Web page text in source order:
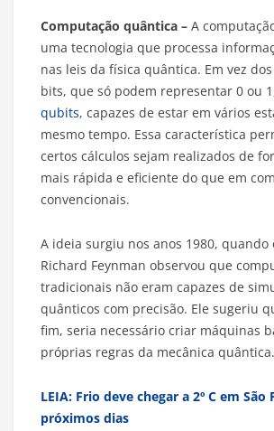
Computação quântica – A
uma tecnologia que processa
nas leis da física quântica. Em vez
bits, que só podem representar 0 ou
qubits, capazes de estar em vários
mesmo tempo. Essa característica
certos cálculos sejam realizados de
mais rápida e eficiente do que em
convencionais.
A ideia surgiu nos anos 1980, quando
Richard Feynman observou que
tradicionais não eram capazes de
quânticos com precisão. Ele sugeriu
fim, seria necessário criar máquinas
próprias regras da mecânica quântica.
LEIA: Frio deve chegar a 2º C em São
próximos dias